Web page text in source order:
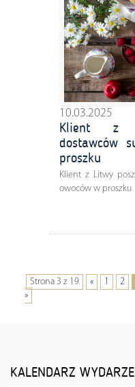
10.03.2025
Klient z
dostawców
proszku
Klient z Litwy
owoców w proszku
Strona 3 z 19 « 1 2
»
KALENDARZ